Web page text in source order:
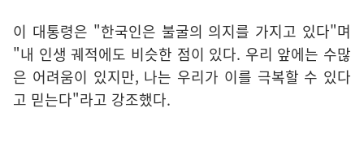
이 대통령은 "한국인은 불굴의 의지를 가지고 있다"며
"내 인생 궤적에도 비슷한 점이 있다. 우리 앞에는 수많
은 어려움이 있지만, 나는 우리가 이를 극복할 수 있다
고 믿는다"라고 강조했다.